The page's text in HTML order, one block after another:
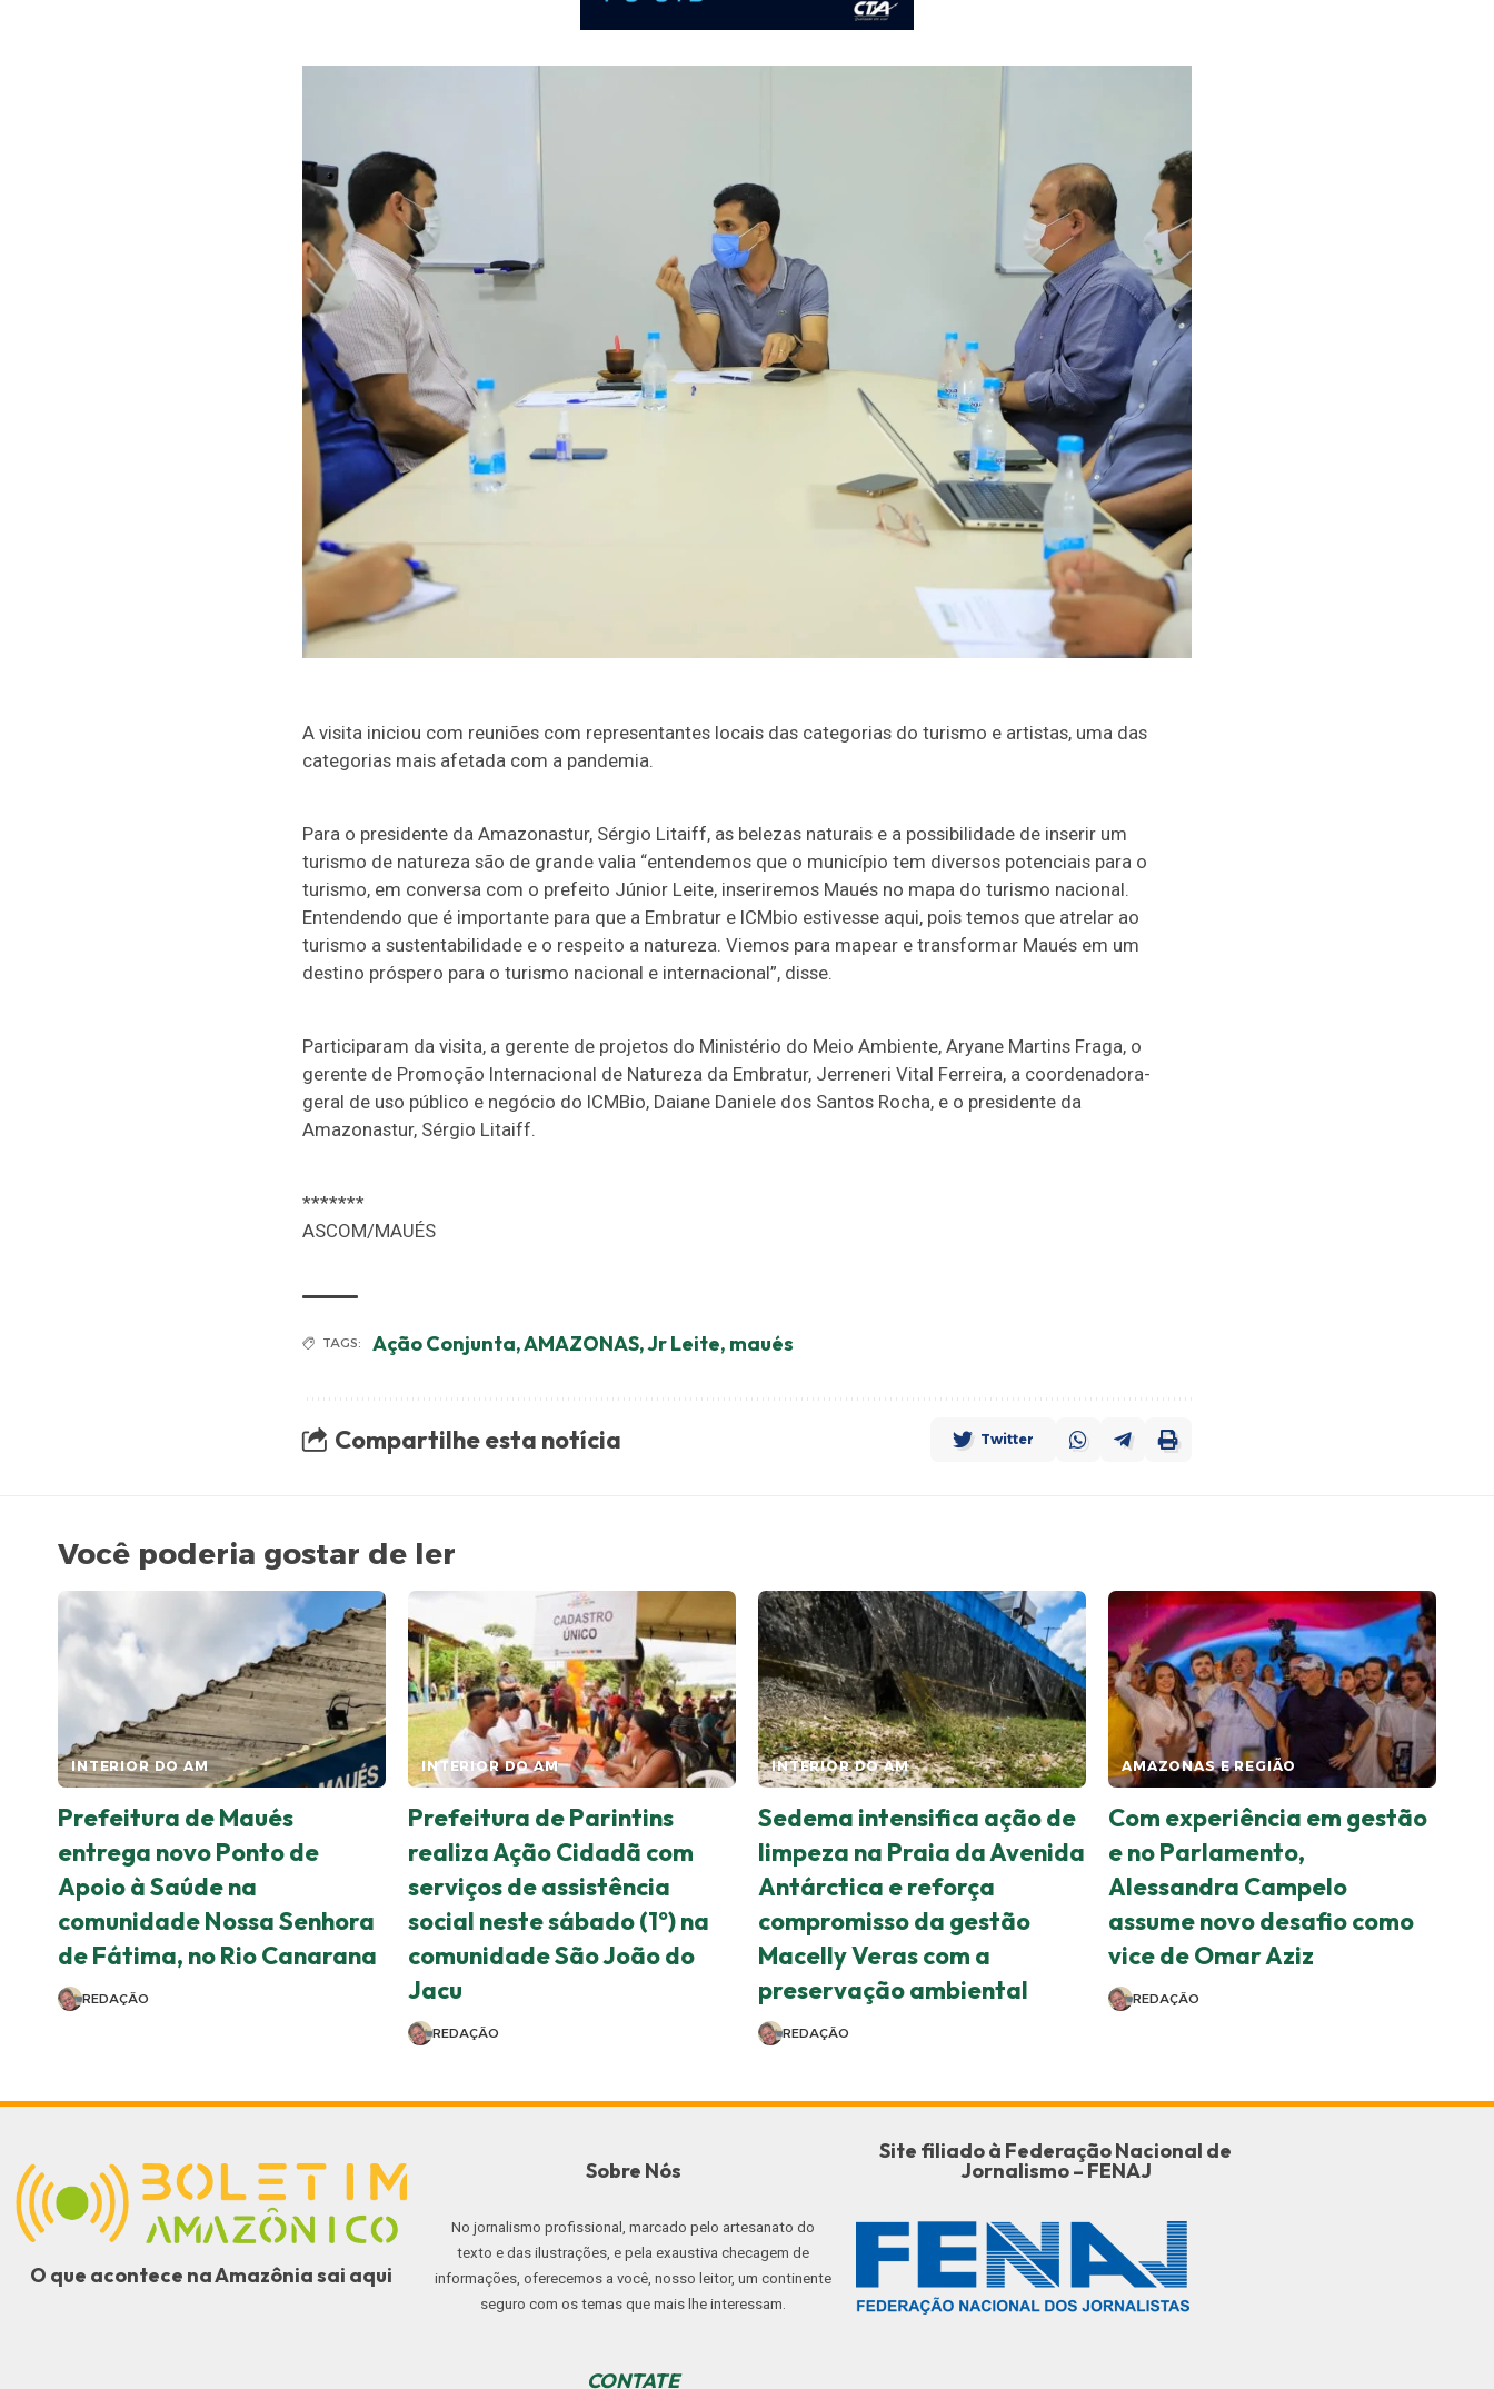
A visita iniciou com reuniões com representantes locais das categorias do turismo e artistas, uma das
categorias mais afetada com a pandemia.
Para o presidente da Amazonastur, Sérgio Litaiff, as belezas naturais e a possibilidade de inserir um
turismo de natureza são de grande valia “entendemos que o município tem diversos potenciais para o
turismo, em conversa com o prefeito Júnior Leite, inseriremos Maués no mapa do turismo nacional.
Entendendo que é importante para que a Embratur e ICMbio estivesse aqui, pois temos que atrelar ao
turismo a sustentabilidade e o respeito a natureza. Viemos para mapear e transformar Maués em um
destino próspero para o turismo nacional e internacional”, disse.
Participaram da visita, a gerente de projetos do Ministério do Meio Ambiente, Aryane Martins Fraga, o
gerente de Promoção Internacional de Natureza da Embratur, Jerreneri Vital Ferreira, a coordenadora-
geral de uso público e negócio do ICMBio, Daiane Daniele dos Santos Rocha, e o presidente da
Amazonastur, Sérgio Litaiff.
*******
ASCOM/MAUÉS
TAGS: Ação Conjunta,AMAZONAS,Jr Leite, maués
Compartilhe esta notícia Twitter
Você poderia gostar de ler
INTERIOR DO AM
Prefeitura de Maués
entrega novo Ponto de
Apoio à Saúde na
comunidade Nossa Senhora
de Fátima, no Rio Canarana
REDAÇÃO
INTERIOR DO AM
Prefeitura de Parintins
realiza Ação Cidadã com
serviços de assistência
social neste sábado (1º) na
comunidade São João do
Jacu
REDAÇÃO
INTERIOR DO AM
Sedema intensifica ação de
limpeza na Praia da Avenida
Antárctica e reforça
compromisso da gestão
Macelly Veras com a
preservação ambiental
REDAÇÃO
AMAZONAS E REGIÃO
Com experiência em gestão
e no Parlamento,
Alessandra Campelo
assume novo desafio como
vice de Omar Aziz
REDAÇÃO
O que acontece na Amazônia sai aqui
Sobre Nós
No jornalismo profissional, marcado pelo artesanato do
texto e das ilustrações, e pela exaustiva checagem de
informações, oferecemos a você, nosso leitor, um continente
seguro com os temas que mais lhe interessam.
CONTATE
Site filiado à Federação Nacional de
Jornalismo – FENAJ